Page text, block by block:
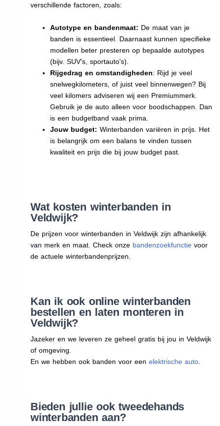
verschillende factoren, zoals:
Autotype en bandenmaat: De maat van je
banden is essentieel. Daarnaast kunnen specifieke
modellen beter presteren op bepaalde autotypes
(bijv. SUV's, sportauto's).
Rijgedrag en omstandigheden: Rijd je veel
snelwegkilometers, of juist veel binnenwegen? Bij
veel kilomers adviseren wij een Premiummerk.
Gebruik je de auto alleen voor boodschappen. Dan
is een budgetband vaak prima.
Jouw budget: Winterbanden variëren in prijs. Het
is belangrijk om een balans te vinden tussen
kwaliteit en prijs die bij jouw budget past.
Wat kosten winterbanden in
Veldwijk?
De prijzen voor winterbanden in Veldwijk zijn afhankelijk
van merk en maat. Check onze bandenzoekfunctievoor
de actuele winterbandenprijzen.
Kan ik ook online winterbanden
bestellen en laten monteren in
Veldwijk?
Jazeker en we leveren ze geheel gratis bij jou in Veldwijk
of omgeving.
En we hebben ook banden voor een elektrische auto.
Bieden jullie ook tweedehands
winterbanden aan?